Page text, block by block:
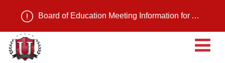
Board of Education Meeting Information for August 11, 2026
ប